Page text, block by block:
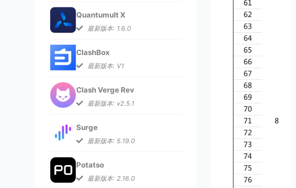
Quantumult X
最新版本: 1.6.0
ClashBox
最新版本: V1
Clash Verge Rev
最新版本: v2.5.1
Surge
最新版本: 5.19.0
Potatso
最新版本: 2.16.0